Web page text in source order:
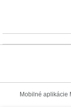
Mobilné aplikácie